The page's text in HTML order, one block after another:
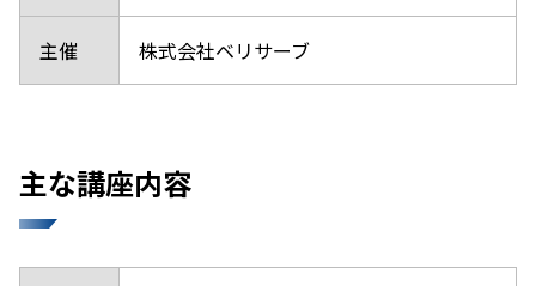
主催 株式会社ベリサーブ
主な講座内容